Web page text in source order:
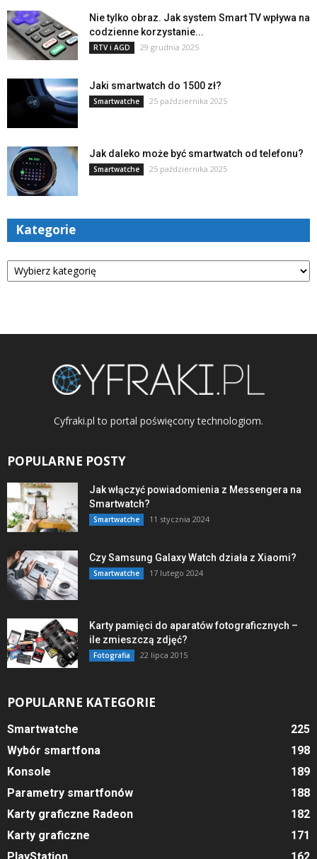
Nie tylko obraz. Jak system Smart TV wpływa na
codzienne korzystanie...
RTV i AGD 29 grudnia 2025
Jaki smartwatch do 1500 zł?
Smartwatche 25 października 2025
Jak daleko może być smartwatch od telefonu?
Smartwatche 25 października 2025
Kategorie
Kategorie
Cyfraki.pl to portal poświęcony technologiom.
POPULARNE POSTY
Jak włączyć powiadomienia z Messengera na
Smartwatch?
Smartwatche 11 stycznia 2024
Czy Samsung Galaxy Watch działa z Xiaomi?
Smartwatche 17 lutego 2024
Karty pamięci do aparatów fotograficznych –
ile zmieszczą zdjęć?
Fotografia 22 lipca 2015
POPULARNE KATEGORIE
Smartwatche
225
Wybór smartfona
198
Konsole
189
Parametry smartfonów
188
Karty graficzne Radeon
182
Karty graficzne
171
PlayStation
162